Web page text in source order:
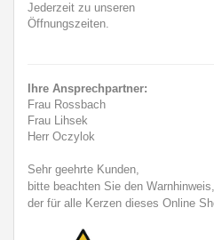
Jederzeit zu unseren
Öffnungszeiten.
Ihre Ansprechpartner:
Frau Rossbach
Frau Lihsek
Herr Oczylok
Sehr geehrte Kunden,
bitte beachten Sie den Warnhinweis,
der für alle Kerzen dieses Online